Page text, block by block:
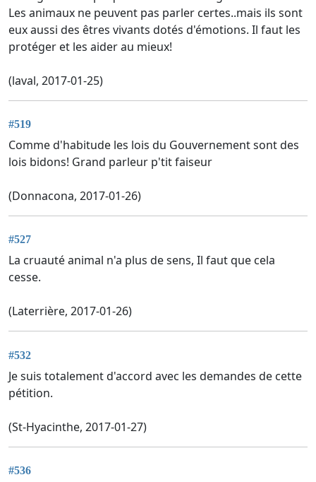
Les animaux ne peuvent pas parler certes..mais ils sont
eux aussi des êtres vivants dotés d'émotions. Il faut les
protéger et les aider au mieux!
(laval, 2017-01-25)
#519
Comme d'habitude les lois du Gouvernement sont des
lois bidons! Grand parleur p'tit faiseur
(Donnacona, 2017-01-26)
#527
La cruauté animal n'a plus de sens, Il faut que cela
cesse.
(Laterrière, 2017-01-26)
#532
Je suis totalement d'accord avec les demandes de cette
pétition.
(St-Hyacinthe, 2017-01-27)
#536